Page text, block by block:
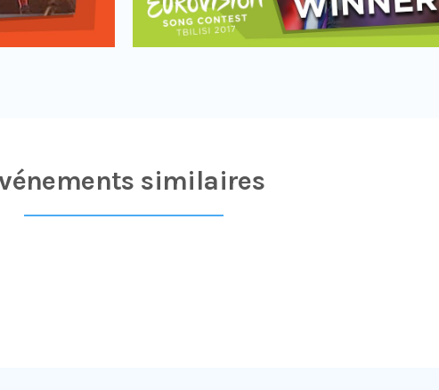
similaires​